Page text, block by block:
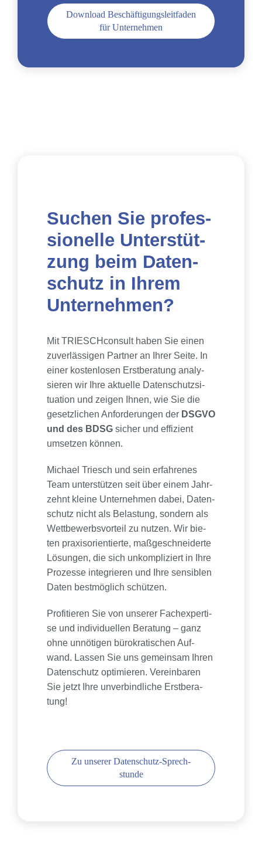
Down­load Beschäf­ti­gungs­leit­fa­den
für Unter­neh­men
Suchen Sie pro­fes­
sio­nel­le Unter­stüt­
zung beim Daten­
schutz in Ihrem
Unter­neh­men?
Mit TRI­ESCH­con­sult haben Sie einen
zuver­läs­si­gen Part­ner an Ihrer Sei­te. In
einer kos­ten­lo­sen Erst­be­ra­tung ana­ly­
sie­ren wir Ihre aktu­el­le Daten­schutz­si­
tua­ti­on und zei­gen Ihnen, wie Sie die
gesetz­li­chen Anfor­de­run­gen der DSGVO
und des BDSGsicher und effi­zi­ent
umset­zen kön­nen.
Michael Triesch und sein erfah­re­nes
Team unter­stüt­zen seit über einem Jahr­
zehnt klei­ne Unter­neh­men dabei, Daten­
schutz nicht als Belas­tung, son­dern als
Wett­be­werbs­vor­teil zu nut­zen. Wir bie­
ten pra­xis­ori­en­tier­te, maß­ge­schnei­der­te
Lösun­gen, die sich unkom­pli­ziert in Ihre
Pro­zes­se inte­grie­ren und Ihre sen­si­blen
Daten best­mög­lich schüt­zen.
Pro­fi­tie­ren Sie von unse­rer Fach­ex­per­ti­
se und indi­vi­du­el­len Bera­tung – ganz
ohne unnö­ti­gen büro­kra­ti­schen Auf­
wand. Las­sen Sie uns gemein­sam Ihren
Daten­schutz opti­mie­ren. Ver­ein­ba­ren
Sie jetzt Ihre unver­bind­li­che Erst­be­ra­
tung!
Zu unse­rer Daten­schutz-Sprech­
stun­de